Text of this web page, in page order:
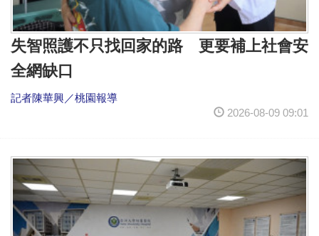
失智照護不只找回家的路 更要補上社會安
全網缺口
記者陳華興／桃園報導
2026-08-09 09:01